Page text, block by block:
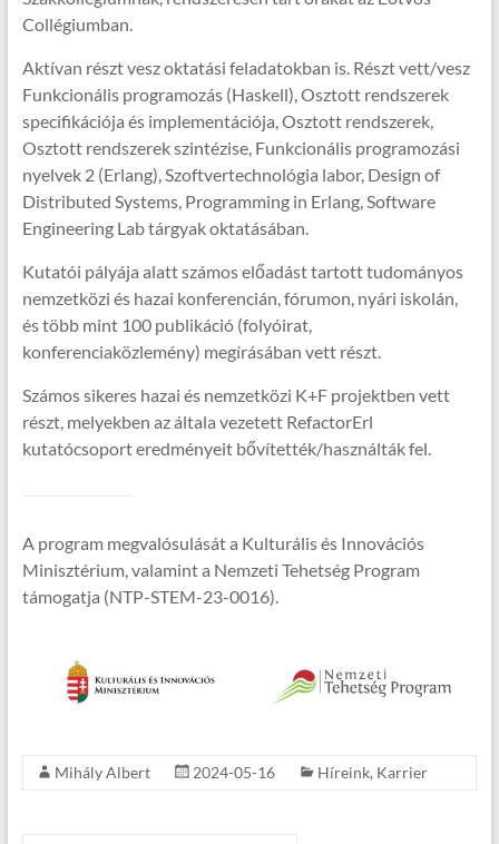
Collégiumban.
Aktívan részt vesz oktatási feladatokban is. Részt vett/vesz
Funkcionális programozás (Haskell), Osztott rendszerek
specifikációja és implementációja, Osztott rendszerek,
Osztott rendszerek szintézise, Funkcionális programozási
nyelvek 2 (Erlang), Szoftvertechnológia labor, Design of
Distributed Systems, Programming in Erlang, Software
Engineering Lab tárgyak oktatásában.
Kutatói pályája alatt számos előadást tartott tudományos
nemzetközi és hazai konferencián, fórumon, nyári iskolán,
és több mint 100 publikáció (folyóirat,
konferenciaközlemény) megírásában vett részt.
Számos sikeres hazai és nemzetközi K+F projektben vett
részt, melyekben az általa vezetett RefactorErl
kutatócsoport eredményeit bővítették/használták fel.
A program megvalósulását a Kulturális és Innovációs
Minisztérium, valamint a Nemzeti Tehetség Program
támogatja (NTP-STEM-23-0016).
Mihály Albert 2024-05-16 Híreink, Karrier